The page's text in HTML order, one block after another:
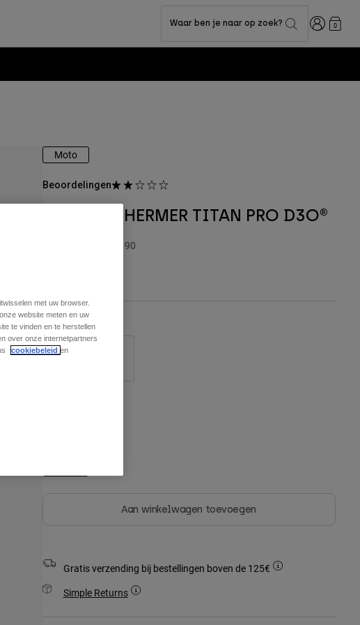
Waar ben je naar op zoek? Inloggen
0
Moto
Beoordelingen
KNIEBESCHERMER TITAN PRO D3O®
25190
S/M
Aan winkelwagen toevoegen
Gratis verzending bij bestellingen boven de 125€
Simple Returns
met uw browser.
website meten en uw
te vinden en te herstellen
over onze internetpartners
cookiebeleid en